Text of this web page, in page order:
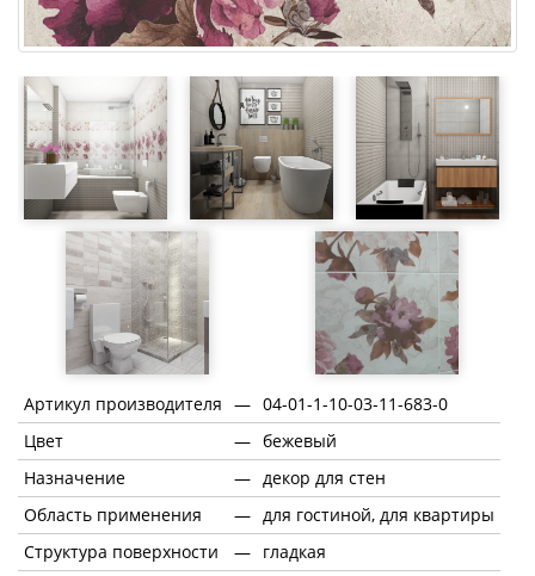
Артикул производителя — 04-01-1-10-03-11-683-0
Цвет
— бежевый
Назначение
— декор для стен
Область применения
— для гостиной, для квартиры
Структура поверхности
— гладкая